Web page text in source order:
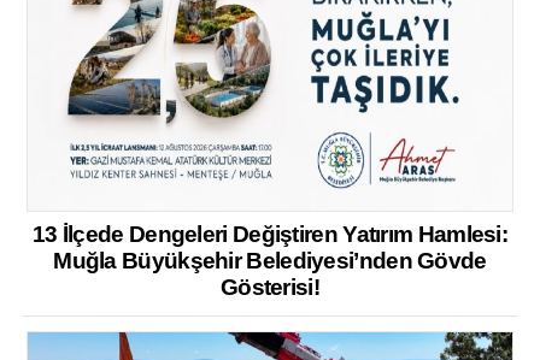
13 İlçede Dengeleri Değiştiren Yatırım Hamlesi:
Muğla Büyükşehir Belediyesi’nden Gövde
Gösterisi!